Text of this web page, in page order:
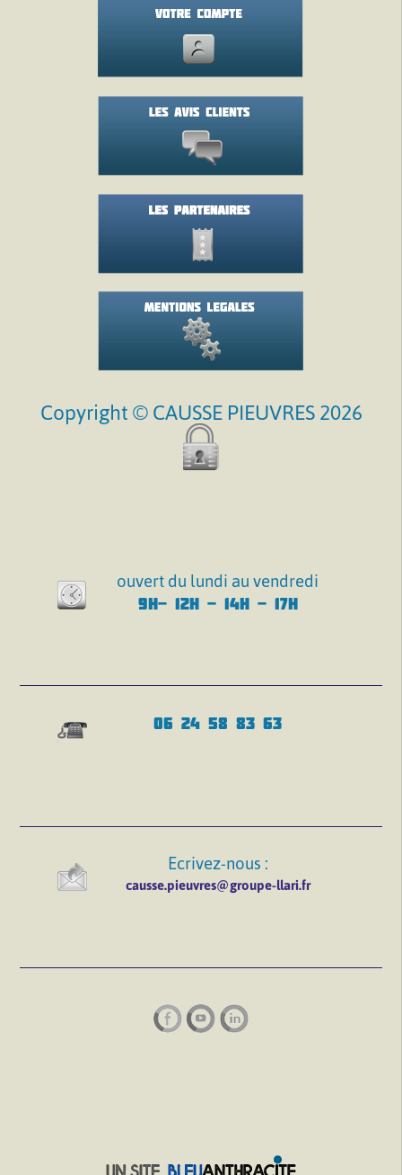
Copyright © CAUSSE PIEUVRES 2026
ouvert du lundi au vendredi
9H- 12H - 14H - 17H
06 24 58 83 63
Ecrivez-nous :
causse.pieuvres@groupe-llari.fr